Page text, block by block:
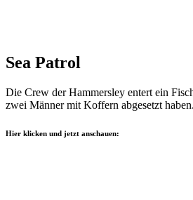
Sea Patrol
Die Crew der Hammersley entert ein
zwei Männer mit Koffern abgesetzt
Hier klicken und jetzt anschauen: